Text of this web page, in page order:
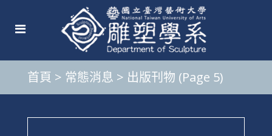
首頁 > 常態消息 > 出版刊物 (Page 5)